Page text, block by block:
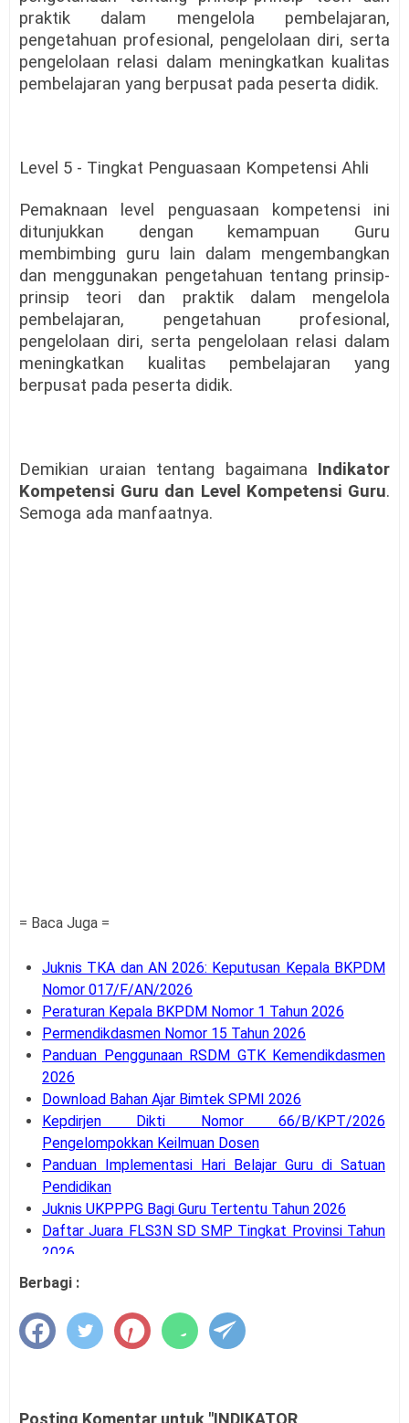
praktik dalam mengelola pembelajaran,
pengetahuan profesional, pengelolaan diri, serta
pengelolaan relasi dalam meningkatkan kualitas
pembelajaran yang berpusat pada peserta didik.
Level 5 - Tingkat Penguasaan Kompetensi Ahli
Pemaknaan level penguasaan kompetensi ini
ditunjukkan dengan kemampuan Guru
membimbing guru lain dalam mengembangkan
dan menggunakan pengetahuan tentang prinsip-
prinsip teori dan praktik dalam mengelola
pembelajaran, pengetahuan profesional,
pengelolaan diri, serta pengelolaan relasi dalam
meningkatkan kualitas pembelajaran yang
berpusat pada peserta didik.
Demikian uraian tentang bagaimana Indikator
Kompetensi Guru dan Level Kompetensi Guru.
Semoga ada manfaatnya.
= Baca Juga =
Juknis TKA dan AN 2026: Keputusan Kepala BKPDM
Nomor 017/F/AN/2026
Peraturan Kepala BKPDM Nomor 1 Tahun 2026
Permendikdasmen Nomor 15 Tahun 2026
Panduan Penggunaan RSDM GTK Kemendikdasmen
2026
Download Bahan Ajar Bimtek SPMI 2026
Kepdirjen Dikti Nomor 66/B/KPT/2026
Pengelompokkan Keilmuan Dosen
Panduan Implementasi Hari Belajar Guru di Satuan
Pendidikan
Juknis UKPPPG Bagi Guru Tertentu Tahun 2026
Daftar Juara FLS3N SD SMP Tingkat Provinsi Tahun
2026
Penyaluran BOP RA dan BOS Madrasah Tahap 2 TA
SE Mendagri Nomor 100.3.2.3/4716/SJ Penambahan
Kode Rekening APB Desa
Berbagi :
Posting Komentar untuk "INDIKATOR